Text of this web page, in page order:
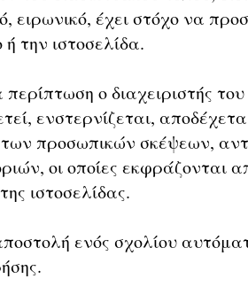
ειρωνικό, έχει στόχο να
την ιστοσελίδα.
ο διαχειριστής
ενστερνίζεται,
προσωπικών σκέψεων,
οι οποίες εκφράζονται
ιστοσελίδας.
ενός σχολίου